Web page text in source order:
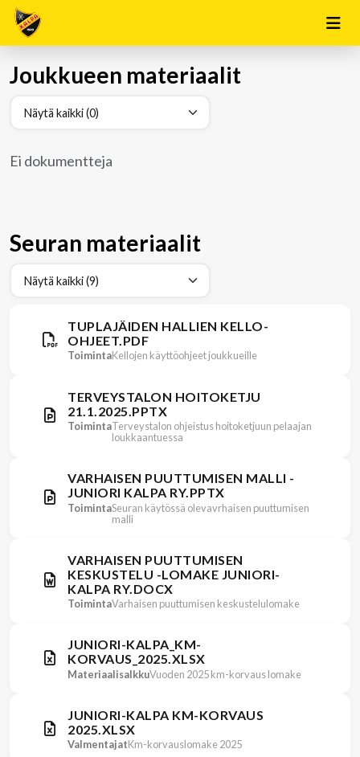
Joukkueen materiaalit
Ei dokumentteja
Seuran materiaalit
TUPLAJÄIDEN HALLIEN KELLO-
OHJEET.PDF
ToimintaKellojen käyttöohjeet joukkueille
TERVEYSTALON HOITOKETJU
21.1.2025.PPTX
ToimintaTerveystalon ohjeistus hoitoketjuun pelaajan
loukkaantuessa
VARHAISEN PUUTTUMISEN MALLI -
JUNIORI KALPA RY.PPTX
ToimintaSeuran käytössä olevavrhaisen puuttumisen
malli
VARHAISEN PUUTTUMISEN
KESKUSTELU -LOMAKE JUNIORI-
KALPA RY.DOCX
ToimintaVarhaisen puuttumisen keskustelulomake
JUNIORI-KALPA_KM-
KORVAUS_2025.XLSX
MateriaalisalkkuVuoden 2025 km-korvaus lomake
JUNIORI-KALPA KM-KORVAUS
2025.XLSX
ValmentajatKm-korvauslomake 2025